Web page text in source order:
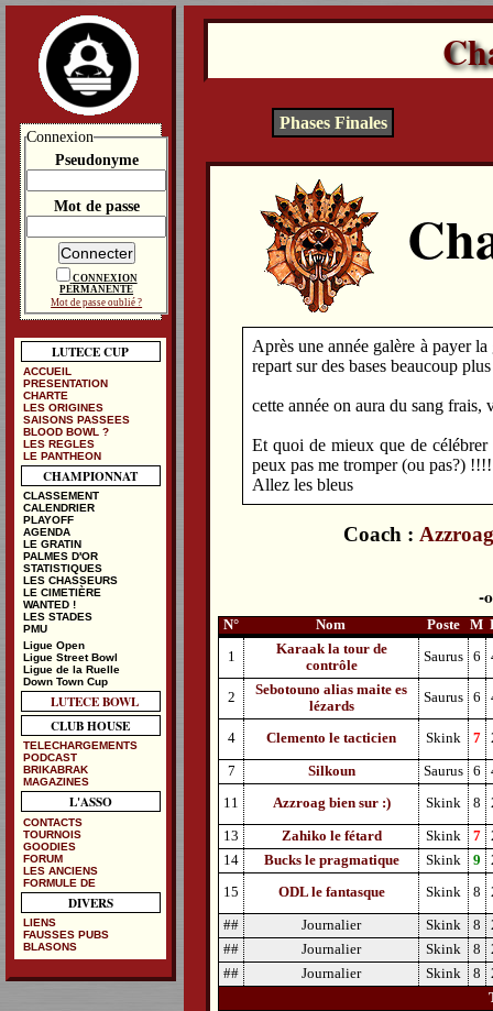
Phases Finales
Après une année galère à payer
repart sur des bases beaucoup
cette année on aura du sang
Et quoi de mieux que de
peux pas me tromper (ou pas?) !!!!
Allez les bleus
Coach :
N° Nom Poste M
1
Karaak la tour de
contrôle
Saurus 6
2
Sebotouno alias maite es
lézards
Saurus 6
4 Clemento le tacticien Skink 7
7 Silkoun Saurus 6
11 Azzroag bien sur :) Skink 8
13 Zahiko le fétard Skink 7
14
Bucks le pragmatique Skink 9
15 ODL le fantasque Skink 8
## Journalier Skink 8
##
Journalier Skink 8
##
Journalier Skink 8
Connexion
Pseudonyme
Mot de passe
CONNEXION
PERMANENTE
Mot de passe oublié ?
LUTECE CUP
ACCUEIL
PRESENTATION
CHARTE
LES ORIGINES
SAISONS PASSEES
BLOOD BOWL ?
LES REGLES
LE PANTHEON
CHAMPIONNAT
CLASSEMENT
CALENDRIER
PLAYOFF
AGENDA
LE GRATIN
PALMES D'OR
STATISTIQUES
LES CHASSEURS
LE CIMETIÈRE
WANTED !
LES STADES
PMU
Ligue Open
Ligue Street Bowl
Ligue de la Ruelle
Down Town Cup
LUTECE BOWL
CLUB HOUSE
TELECHARGEMENTS
PODCAST
BRIKABRAK
MAGAZINES
L'ASSO
CONTACTS
TOURNOIS
GOODIES
FORUM
LES ANCIENS
FORMULE DE
DIVERS
LIENS
FAUSSES PUBS
BLASONS